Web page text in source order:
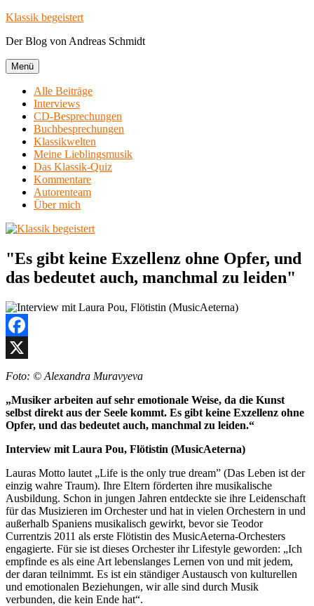
Zum
springen
Klassik begeistert
Der Blog von Andreas Schmidt
Menü
Alle Beiträge
Interviews
CD-Besprechungen
Buchbesprechungen
Klassikwelten
Meine Lieblingsmusik
Das Klassik-Quiz
Kommentare
Autorenteam
Über mich
"Es gibt keine Exzellenz ohne Opfer, und
das bedeutet auch, manchmal zu leiden"
Facebook
X
Foto: © Alexandra Muravyeva
„Musiker arbeiten auf sehr emotionale Weise, da die Kunst
selbst direkt aus der Seele kommt. Es gibt keine Exzellenz ohne
Opfer, und das bedeutet auch, manchmal zu leiden.“
Interview mit Laura Pou, Flötistin (MusicAeterna)
Lauras Motto lautet „Life is the only true dream” (Das Leben ist der
einzig wahre Traum). Ihre Eltern förderten ihre musikalische
Ausbildung. Schon in jungen Jahren entdeckte sie ihre Leidenschaft
für das Musizieren im Orchester und hat in vielen Orchestern in und
außerhalb Spaniens musikalisch gewirkt, bevor sie Teodor
Currentzis 2011 als erste Flötistin des MusicAeterna-Orchesters
engagierte. Für sie ist dieses Orchester ihr Lifestyle geworden: „Ich
empfinde es als eine Art lebenslanges Lernen von und mit jedem,
der daran teilnimmt. Es ist ein ständiger Austausch von kulturellen
und emotionalen Beziehungen, wir alle sind durch Musik
verbunden, die kein Ende hat“.